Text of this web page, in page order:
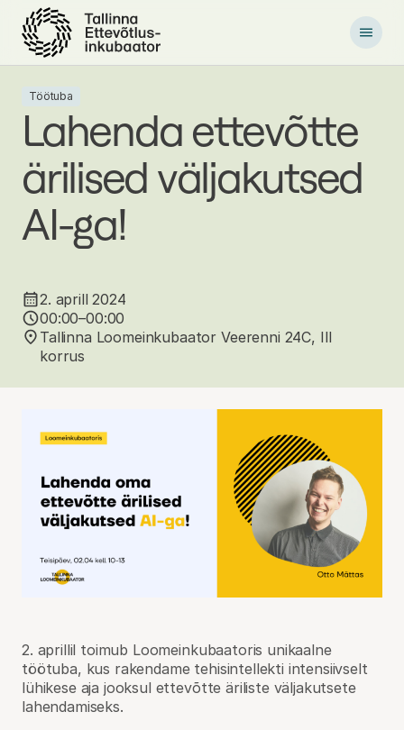
i
Töötuba
Lahenda ettevõtte
ärilised väljakutsed
AI-ga!
2. aprill 2024
00:00–00:00
Tallinna Loomeinkubaator Veerenni 24C, III
korrus
2. aprillil toimub Loomeinkubaatoris unikaalne
töötuba, kus rakendame tehisintellekti intensiivselt
lühikese aja jooksul ettevõtte äriliste väljakutsete
lahendamiseks.